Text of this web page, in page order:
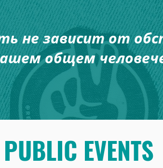
не зависит от
общем
PUBLIC EVENTS